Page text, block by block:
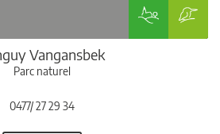
Vangansbek
Parc naturel
0477/ 27 29 34